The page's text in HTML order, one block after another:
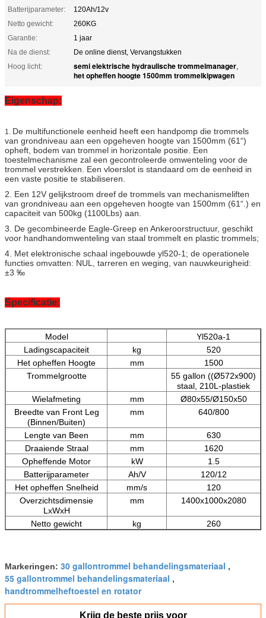
Batterijparameter:
120Ah/12v
Netto gewicht:
260KG
Garantie:
1 jaar
Na de dienst:
De online dienst, Vervangstukken
Hoog licht:
semi elektrische hydraulische trommelmanager,
het opheffen hoogte 1500mm trommelkipwagen
Eigenschap:
1. De multifunctionele eenheid heeft een handpomp die trommels
van grondniveau aan een opgeheven hoogte van 1500mm (61“)
opheft, bodem van trommel in horizontale positie. Een
toestelmechanisme zal een gecontroleerde omwenteling voor de
trommel verstrekken. Een vloerslot is standaard om de eenheid in
een vaste positie te stabiliseren.
2. Een 12V gelijkstroom dreef de trommels van mechanismeliften
van grondniveau aan een opgeheven hoogte van 1500mm (61“.) en
capaciteit van 500kg (1100Lbs) aan.
3. De gecombineerde Eagle-Greep en Ankeroorstructuur, geschikt
voor handhandomwenteling van staal trommelt en plastic trommels;
4. Met elektronische schaal ingebouwde yl520-1; de operationele
functies omvatten: NUL, tarreren en weging, van nauwkeurigheid:
±3 ‰
Specificatie:
Model
Yl520a-1
Ladingscapaciteit
kg
520
Het opheffen Hoogte
mm
1500
Trommelgrootte
55 gallon ((Ø572x900)
staal, 210L-plastiek
Wielafmeting
mm
Ø80x55/Ø150x50
Breedte van Front Leg
(Binnen/Buiten)
mm 640/800
Lengte van Been mm
630
Draaiende Straal
mm
1620
Opheffende Motor
kW
1.5
Batterijparameter
Ah/V
120/12
Het opheffen Snelheid
mm/s
120
Overzichtsdimensie
LxWxH
mm 1400x1000x2080
Netto gewicht kg 260
Markeringen: 30 gallontrommel behandelingsmateriaal ,
55 gallontrommel behandelingsmateriaal ,
handtrommelheftoestel en rotator
Krijg de beste prijs voor